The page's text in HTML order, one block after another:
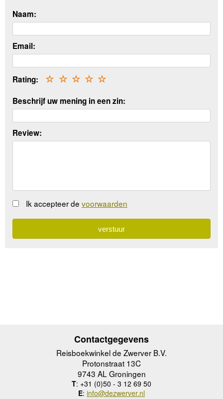
Naam:
Email:
Rating: ☆
☆
☆
☆
☆
Beschrijf uw mening in een zin:
Review:
Ik accepteer de voorwaarden
Contactgegevens
Reisboekwinkel de Zwerver B.V.
Protonstraat 13C
9743 AL Groningen
T: +31 (0)50 - 3 12 69 50
E: info@dezwerver.nl